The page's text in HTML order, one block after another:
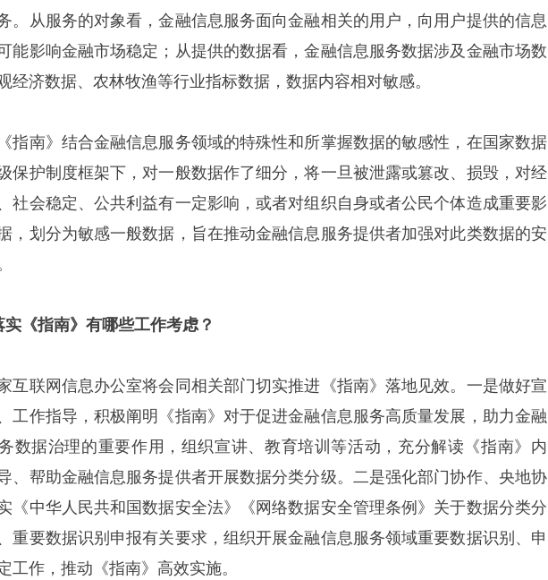
。从服务的对象看，金融信息服务面向金融相关的用户，向用户提供的信息
能影响金融市场稳定；从提供的数据看，金融信息服务数据涉及金融市场数
经济数据、农林牧渔等行业指标数据，数据内容相对敏感。
指南》结合金融信息服务领域的特殊性和所掌握数据的敏感性，在国家数据
保护制度框架下，对一般数据作了细分，将一旦被泄露或篡改、损毁，对经
社会稳定、公共利益有一定影响，或者对组织自身或者公民个体造成重要影
，划分为敏感一般数据，旨在推动金融信息服务提供者加强对此类数据的安
实《指南》有哪些工作考虑？
互联网信息办公室将会同相关部门切实推进《指南》落地见效。一是做好宣
工作指导，积极阐明《指南》对于促进金融信息服务高质量发展，助力金融
数据治理的重要作用，组织宣讲、教育培训等活动，充分解读《指南》内
、帮助金融信息服务提供者开展数据分类分级。二是强化部门协作、央地协
《中华人民共和国数据安全法》《网络数据安全管理条例》关于数据分类分
重要数据识别申报有关要求，组织开展金融信息服务领域重要数据识别、申
工作，推动《指南》高效实施。